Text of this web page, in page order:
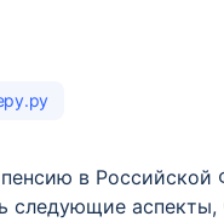
в Российской
аспекты,